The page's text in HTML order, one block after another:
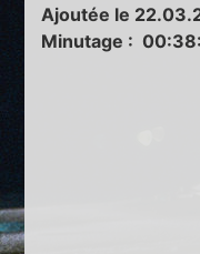
Ajoutée le
Minutage :